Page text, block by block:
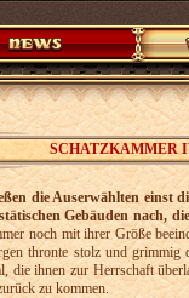
SCHATZKAMMER
die Auserwählten einst
Gebäuden nach,
noch mit ihrer Größe
thronte stolz und grimmig
die ihnen zur Herrschaft
zu kommen.